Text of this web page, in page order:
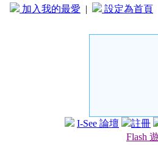
加入我的最愛 | 設定為首頁
I-See 論壇 註冊
Flash